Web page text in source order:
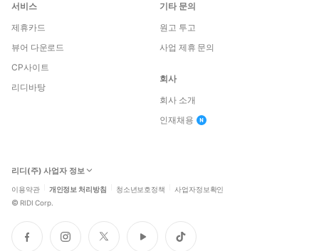
서비스
제휴카드
뷰어 다운로드
CP사이트
리디바탕
기타 문의
원고 투고
사업 제휴 문의
회사
회사 소개
인재채용
리디(주) 사업자 정보
이용약관 개인정보 처리방침 청소년보호정책 사업자정보확인
© RIDI Corp.
페
인
트
유
틱